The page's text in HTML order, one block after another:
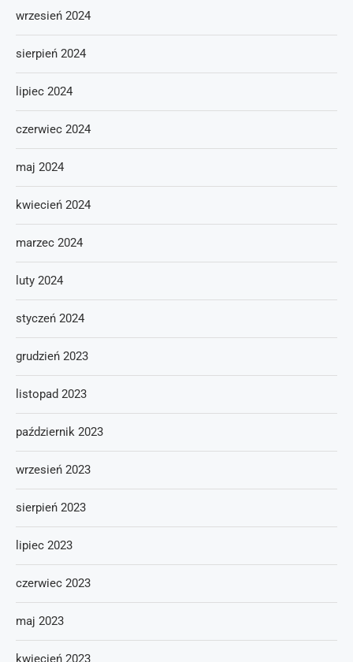
wrzesień 2024
sierpień 2024
lipiec 2024
czerwiec 2024
maj 2024
kwiecień 2024
marzec 2024
luty 2024
styczeń 2024
grudzień 2023
listopad 2023
październik 2023
wrzesień 2023
sierpień 2023
lipiec 2023
czerwiec 2023
maj 2023
kwiecień 2023